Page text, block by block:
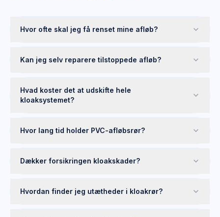
Hvor ofte skal jeg få renset mine afløb?
Kan jeg selv reparere tilstoppede afløb?
Hvad koster det at udskifte hele
kloaksystemet?
Hvor lang tid holder PVC-afløbsrør?
Dækker forsikringen kloakskader?
Hvordan finder jeg utætheder i kloakrør?